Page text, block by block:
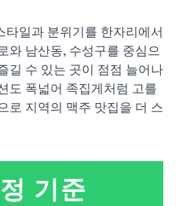
일과 분위기를 한자리에서
와 남산동, 수성구를 중심으
길 수 있는 곳이 점점 늘어나
도 폭넓어 족집게처럼 고를
로 지역의 맥주 맛집을 더 스
기준